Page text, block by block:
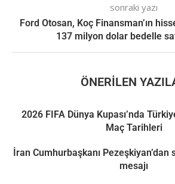
sonraki yazı
Ford Otosan, Koç Finansman’ın
137 milyon dolar bedelle
ÖNERILEN
2026 FIFA Dünya Kupası’nda
Maç Tarihleri
İran Cumhurbaşkanı Pezeşkiyan’dan
mesajı